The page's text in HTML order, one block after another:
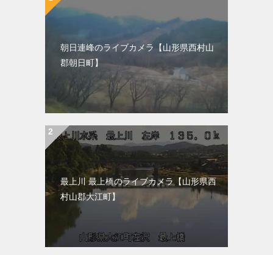
朝日連峰のライブカメラ【山形県西村山
郡朝日町】
最上川 最上橋のライブカメラ【山形県西
村山郡大江町】